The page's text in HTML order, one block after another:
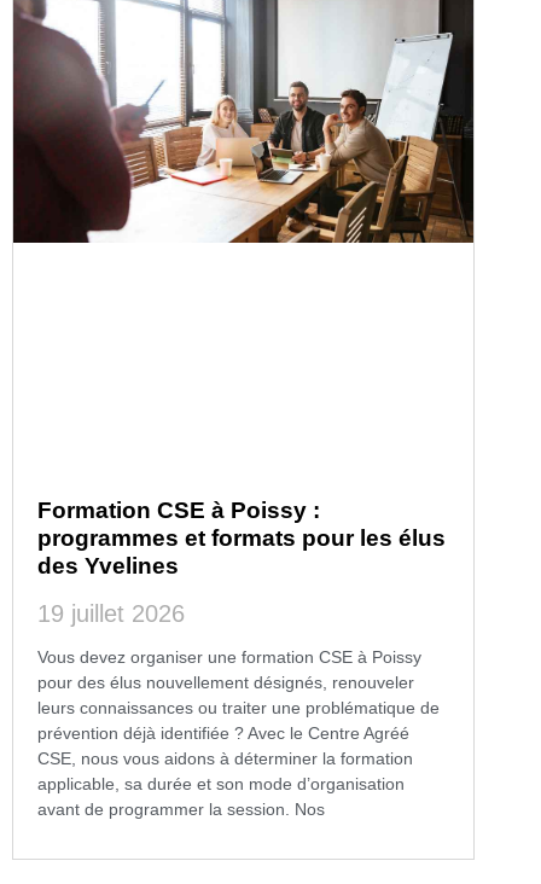
Formation CSE à Poissy :
programmes et formats pour les élus
des Yvelines
19 juillet 2026
Vous devez organiser une formation CSE à Poissy
pour des élus nouvellement désignés, renouveler
leurs connaissances ou traiter une problématique de
prévention déjà identifiée ? Avec le Centre Agréé
CSE, nous vous aidons à déterminer la formation
applicable, sa durée et son mode d’organisation
avant de programmer la session. Nos